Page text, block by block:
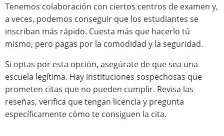
Tenemos colaboración con ciertos centros de examen y,
a veces, podemos conseguir que los estudiantes se
inscriban más rápido. Cuesta más que hacerlo tú
mismo, pero pagas por la comodidad y la seguridad.
Si optas por esta opción, asegúrate de que sea una
escuela legítima. Hay instituciones sospechosas que
prometen citas que no pueden cumplir. Revisa las
reseñas, verifica que tengan licencia y pregunta
específicamente cómo te consiguen la cita.